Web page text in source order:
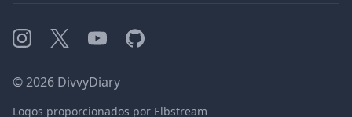
Instagram
X YouTubeGitHub
©2026 DivvyDiary
Logos proporcionados por Elbstream